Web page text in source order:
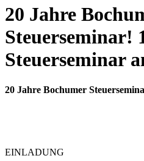
20 Jahre
Steuerseminar!
Steuerseminar
20 Jahre Bochumer
EINLADUNG